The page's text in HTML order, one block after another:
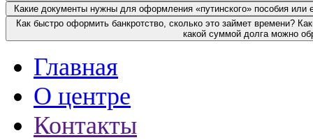
Какие документы нужны для оформления «путинского» пособия
Как быстро оформить банкротство, сколько это займет времени?
какой суммой долга можно
Главная
О центре
Контакты